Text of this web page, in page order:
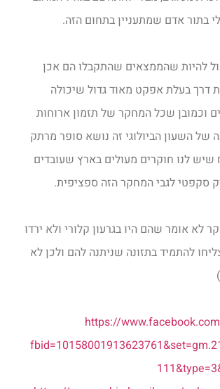
בתור אדם שמתעניין בתחום הזה.
להיות שהממצאים שהתקבלו הם אכן
דרך בעלת אפקט מאוד גדול שיכולה
וכמובן שכל המחקר של תזמון ארוחות
של השעון הביולוגי זה נושא סופר מרתק
שיש לנו חוקרים מעולים בארץ שעובדים
סקפטי לגבי המחקר הזה ספציפית.
לא אומר שהם היו בגרעון קלורי ולא ירדו
להתמיד בתזונה שניתנה להם ולכן לא
https://
fbid=101580019136